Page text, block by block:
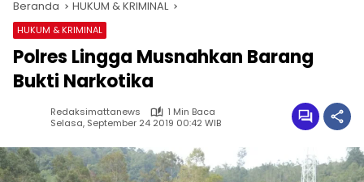
Beranda HUKUM & KRIMINAL
HUKUM & KRIMINAL
Polres Lingga Musnahkan Barang
Bukti Narkotika
Redaksimattanews
1 Min Baca
Selasa, September 24 2019 00:42 WIB